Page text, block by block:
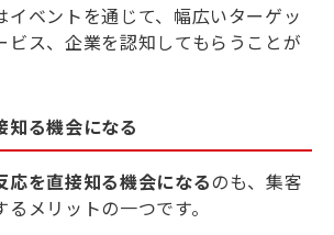
イベントを通じて、幅広いターゲッ
ビス、企業を認知してもらうことが
知る機会になる
応を直接知る機会になるのも、集客
メリットの一つです。